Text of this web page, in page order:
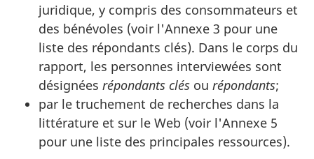
juridique, y compris des consommateurs et
des bénévoles (voir l'Annexe 3 pour une
liste des répondants clés). Dans le corps du
rapport, les personnes interviewées sont
désignées répondants clés ou répondants;
par le truchement de recherches dans la
littérature et sur le Web (voir l'Annexe 5
pour une liste des principales ressources).